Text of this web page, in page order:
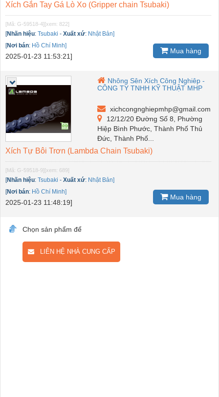
Xích Gắn Tay Gá Lò Xo (Gripper chain Tsubaki)
[Mã: G-59518-4] [xem: 822]
[Nhãn hiệu: Tsubaki - Xuất xứ: Nhật Bản]
[Nơi bán: Hồ Chí Minh]
2025-01-23 11:53:21]
Mua hàng
Nhông Sên Xích Công Nghiêp -
CÔNG TY TNHH KỸ THUẬT MHP
xichcongnghiepmhp@gmail.com
12/12/20 Đường Số 8, Phường
Hiệp Bình Phước, Thành Phố Thủ
Đức, Thành Phố...
Xích Tự Bôi Trơn (Lambda Chain Tsubaki)
[Mã: G-59518-9] [xem: 689]
[Nhãn hiệu: Tsubaki - Xuất xứ: Nhật Bản]
[Nơi bán: Hồ Chí Minh]
2025-01-23 11:48:19]
Mua hàng
Chọn sản phẩm để
LIÊN HỆ NHÀ CUNG CẤP